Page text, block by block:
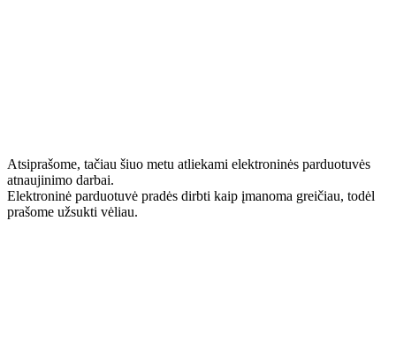
Atsiprašome, tačiau šiuo metu atliekami elektroninės parduotuvės
atnaujinimo darbai.
Elektroninė parduotuvė pradės dirbti kaip įmanoma greičiau, todėl
prašome užsukti vėliau.